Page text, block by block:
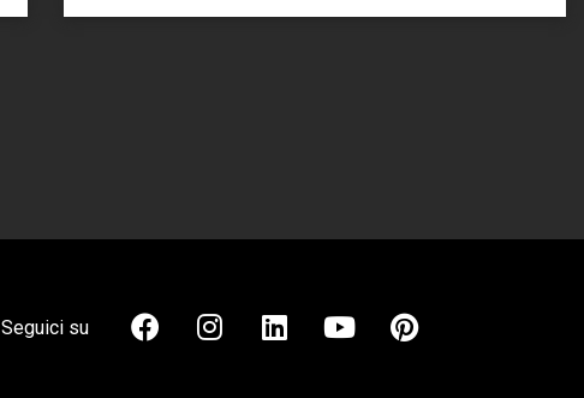
Seguici su